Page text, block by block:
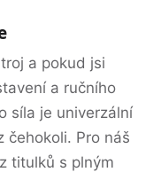
a pokud jsi
a ručního
síla je univerzální
Pro náš
titulků s plným